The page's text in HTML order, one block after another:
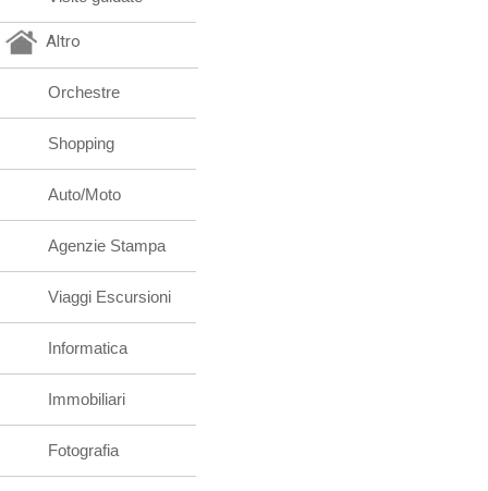
Altro
Orchestre
Shopping
Auto/Moto
Agenzie Stampa
Viaggi Escursioni
Informatica
Immobiliari
Fotografia